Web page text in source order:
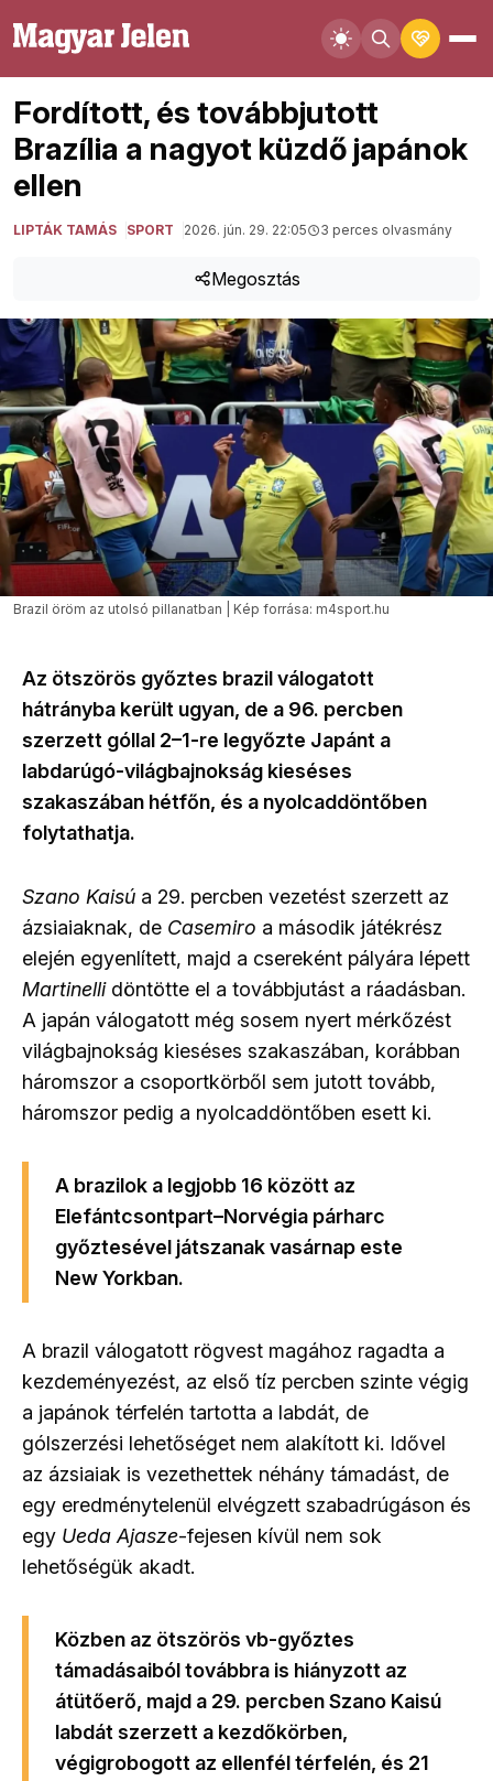
Fordított, és továbbjutott
Brazília a nagyot küzdő japánok
ellen
LIPTÁK TAMÁS SPORT 2026. jún. 29. 22:05 3 perces olvasmány
Megosztás
Brazil öröm az utolsó pillanatban | Kép forrása: m4sport.hu
Az ötszörös győztes brazil válogatott
hátrányba került ugyan, de a 96. percben
szerzett góllal 2–1-re legyőzte Japánt a
labdarúgó-világbajnokság kieséses
szakaszában hétfőn, és a nyolcaddöntőben
folytathatja.
Szano Kaisú a 29. percben vezetést szerzett az
ázsiaiaknak, de Casemiro a második játékrész
elején egyenlített, majd a csereként pályára lépett
Martinellidöntötte el a továbbjutást a ráadásban.
A japán válogatott még sosem nyert mérkőzést
világbajnokság kieséses szakaszában, korábban
háromszor a csoportkörből sem jutott tovább,
háromszor pedig a nyolcaddöntőben esett ki.
A brazilok a legjobb 16 között az
Elefántcsontpart–Norvégia párharc
győztesével játszanak vasárnap este
New Yorkban.
A brazil válogatott rögvest magához ragadta a
kezdeményezést, az első tíz percben szinte végig
a japánok térfelén tartotta a labdát, de
gólszerzési lehetőséget nem alakított ki. Idővel
az ázsiaiak is vezethettek néhány támadást, de
egy eredménytelenül elvégzett szabadrúgáson és
egy Ueda Ajasze-fejesen kívül nem sok
lehetőségük akadt.
Közben az ötszörös vb-győztes
támadásaiból továbbra is hiányzott az
átütőerő, majd a 29. percben Szano Kaisú
labdát szerzett a kezdőkörben,
végigrobogott az ellenfél térfelén, és 21